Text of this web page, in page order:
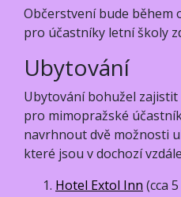
Občerstvení bude během
pro účastníky letní školy
Ubytování
Ubytování bohužel zajistit
pro mimopražské
navrhnout dvě možnosti
které jsou v dochozí
Hotel Extol Inn (cca